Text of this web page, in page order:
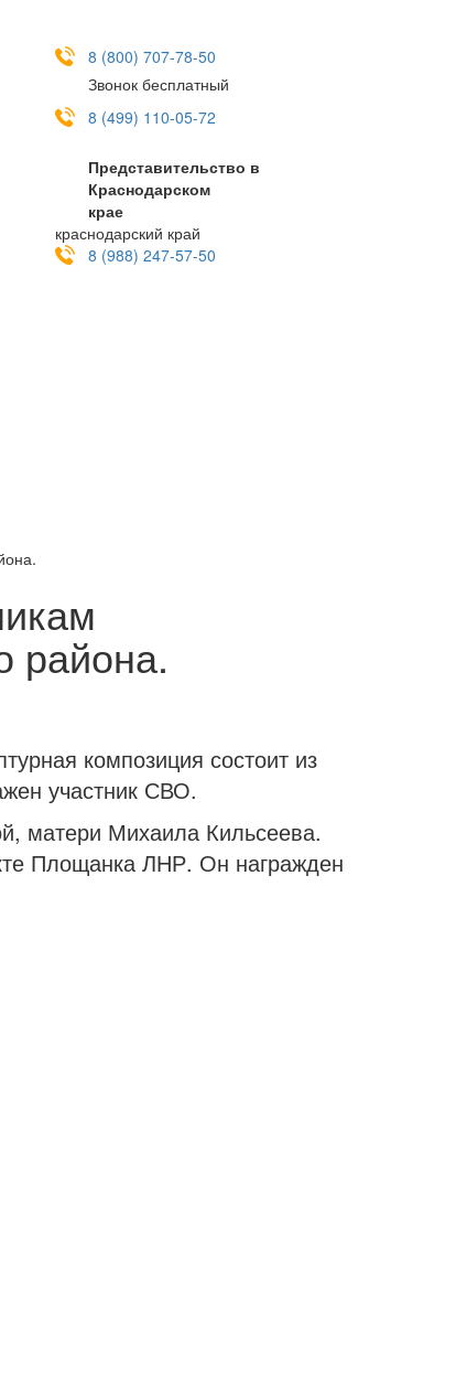
8 (800) 707-78-50
Звонок бесплатный
8 (499) 110-05-72
Представительство в
Краснодарском
крае
краснодарский край
8 (988) 247-57-50
района.
композиция состоит из
участник СВО.
матери Михаила Кильсеева.
Площанка ЛНР. Он награжден